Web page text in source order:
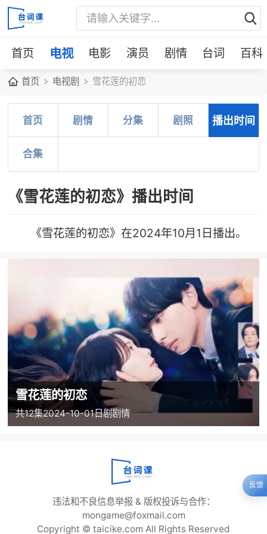
首页 电视 电影 演员 剧情 台词 百科
首页 电视剧 雪花莲的初恋
首页 剧情 分集 剧照 播出时间
合集
《雪花莲的初恋》播出时间
《雪花莲的初恋》在2024年10月1日播出。
雪花莲的初恋
共12集2024-10-01日剧剧情
违法和不良信息举报 & 版权投诉与合作：
mongame@foxmail.com
Copyright © taicike.com All Rights Reserved
反馈